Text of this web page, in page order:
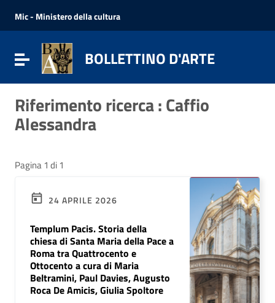
Vai al menu di navigazione
Vai al footer
Mic - Ministero della cultura
Attiva / disattiva la navigazione
BOLLETTINO D'ARTE
Riferimento ricerca : Caffio
Alessandra
Pagina 1 di 1
24 APRILE 2026
Templum Pacis. Storia della
chiesa di Santa Maria della Pace a
Roma tra Quattrocento e
Ottocento a cura di Maria
Beltramini, Paul Davies, Augusto
Roca De Amicis, Giulia Spoltore